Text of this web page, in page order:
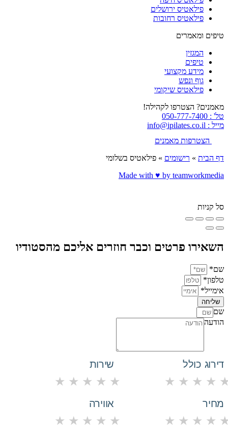
פילאטיס ירושלים
פילאטיס רחובות
טיפים ומאמרים
המגזין
טיפים
מידע מקצועי
גוף ונפש
פילאטיס שיקומי
מאמנים? הצטרפו לקהילה!
טל' : 050-777-7400
מייל : info@ipilates.co.il
הצטרפות מאמנים
דף הבית » רישומים » פילאטיס בשלומי
Made with ♥️ by teamworkmedia
סל קניות
השאירו פרטים וכבר חוזרים אליכם מהסטודיו
שם*
טלפון*
אימייל*
שליחה
שם
הודעה
דירוג כולל
★ ★ ★ ★
שירות
★ ★ ★ ★ ★
מחיר
★ ★ ★ ★
אווירה
★ ★ ★ ★ ★